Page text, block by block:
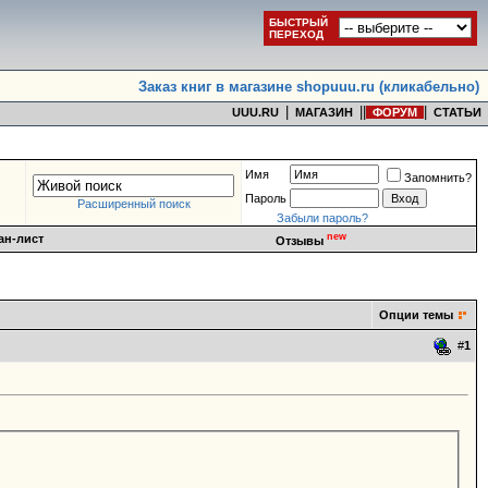
БЫСТРЫЙ
ПЕРЕХОД
Заказ книг в магазине shopuuu.ru (кликабельно)
UUU.RU МАГАЗИН ФОРУМ СТАТЬИ
Расширенный поиск
Имя
Запомнить?
Пароль
Забыли пароль?
лист
Отзывы new
Опции темы
#1